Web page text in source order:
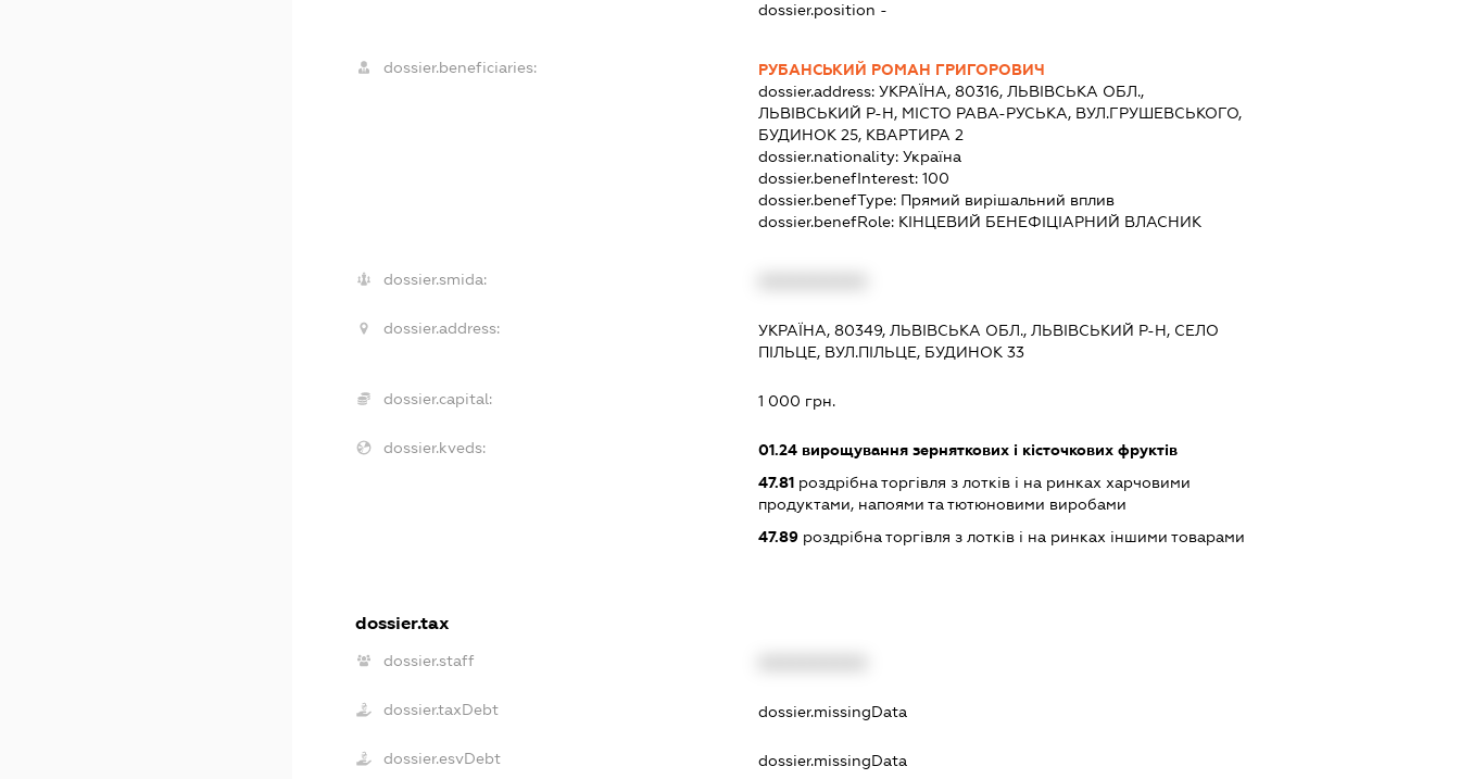
dossier.position -
dossier.beneficiaries:
РУБАНСЬКИЙ РОМАН ГРИГОРОВИЧ
dossier.address:УКРАЇНА, 80316, ЛЬВІВСЬКА ОБЛ.,
ЛЬВІВСЬКИЙ Р-Н, МІСТО РАВА-РУСЬКА, ВУЛ.ГРУШЕВСЬКОГО,
БУДИНОК 25, КВАРТИРА 2
dossier.nationality:Україна
dossier.benefInterest:100
dossier.benefType: Прямий вирішальний вплив
dossier.benefRole: КІНЦЕВИЙ БЕНЕФІЦІАРНИЙ ВЛАСНИК
dossier.smida:
dossier.address:
УКРАЇНА, 80349, ЛЬВІВСЬКА ОБЛ., ЛЬВІВСЬКИЙ Р-Н, СЕЛО
ПІЛЬЦЕ, ВУЛ.ПІЛЬЦЕ, БУДИНОК 33
dossier.capital: 1 000 грн.
dossier.kveds: 01.24 вирощування зерняткових і кісточкових фруктів
47.81 роздрібна торгівля з лотків і на ринках харчовими
продуктами, напоями та тютюновими виробами
47.89 роздрібна торгівля з лотків і на ринках іншими товарами
dossier.tax
dossier.staff
dossier.taxDebt dossier.missingData
dossier.esvDebt dossier.missingData